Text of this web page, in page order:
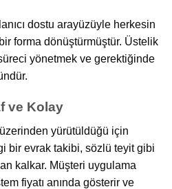
dostu arayüzüyle herkesin
forma dönüştürmüştür. Üstelik
yönetmek ve gerektiğinde
ve Kolay
yürütüldüğü için
bir evrak takibi, sözlü teyit gibi
kalkar. Müşteri uygulama
fiyatı anında gösterir ve